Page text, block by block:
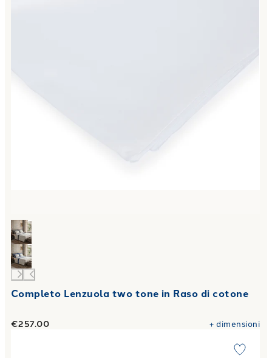
Completo Lenzuola two tone in Raso di cotone
€257.00 +dimensioni